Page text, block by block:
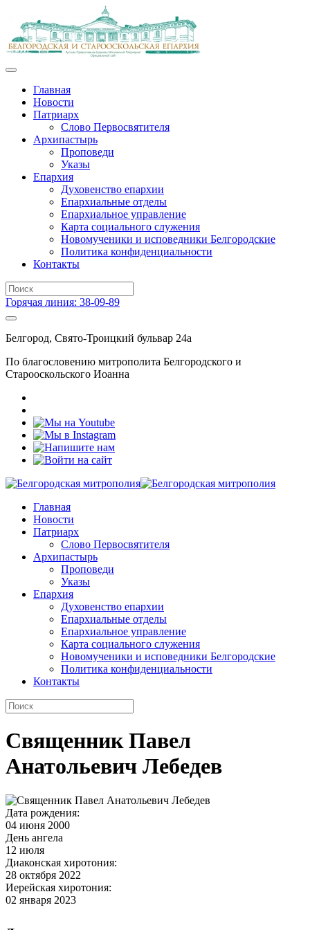
Главная
Новости
Патриарх
Слово Первосвятителя
Архипастырь
Проповеди
Указы
Епархия
Духовенство епархии
Епархиальные отделы
Епархиальное управление
Карта социального служения
Новомученики и исповедники Белгородские
Политика конфиденциальности
Контакты
Горячая линия: 38-09-89
Белгород, Свято-Троицкий бульвар 24а
По благословению митрополита Белгородского и
Старооскольского Иоанна
Главная
Новости
Патриарх
Слово Первосвятителя
Архипастырь
Проповеди
Указы
Епархия
Духовенство епархии
Епархиальные отделы
Епархиальное управление
Карта социального служения
Новомученики и исповедники Белгородские
Политика конфиденциальности
Контакты
Священник Павел
Анатольевич Лебедев
Дата рождения:
04 июня 2000
День ангела
12 июля
Диаконская хиротония:
28 октября 2022
Иерейская хиротония:
02 января 2023